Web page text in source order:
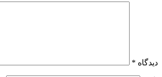
دیدگاه *